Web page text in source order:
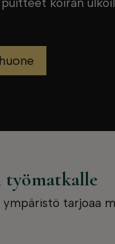
koiran
tarjoaa